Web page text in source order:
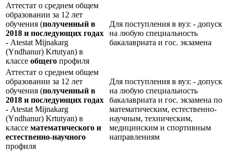
Аттестат о среднем общем
образовании за 12 лет
обучения (полученный в
2018 и последующих годах
- Atestat Mijnakarg
(Yndhanur) Krtutyan) в
классе общего профиля
Для поступления в вуз: - допуск
на любую специальность
бакалавриата и гос. экзамена
Аттестат о среднем общем
образовании за 12 лет
обучения (полученный в
2018 и последующих годах
- Atestat Mijnakarg
(Yndhanur) Krtutyan) в
классе математического и
естественно-научного
профиля
Для поступления в вуз: - допуск
на любую специальность
бакалавриата и гос. экзамена по
математическим, естественно-
научным, техническим,
медицинским и спортивным
направлениям